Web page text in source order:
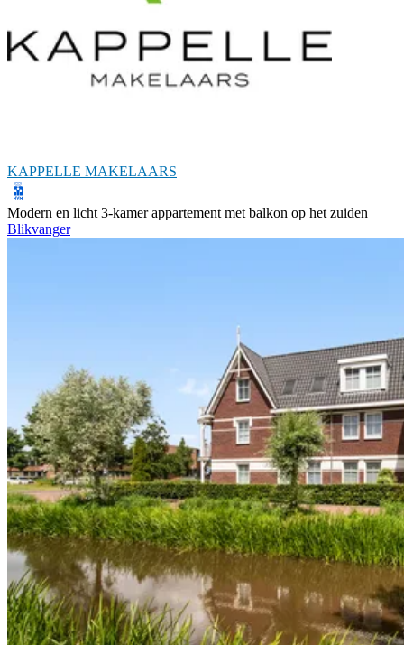
KAPPELLE MAKELAARS
Modern en licht 3-kamer appartement met balkon op het zuiden
Blikvanger